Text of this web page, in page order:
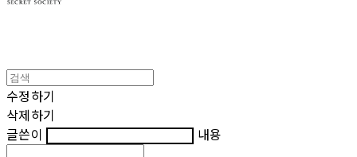
수정하기
삭제하기
글쓴이
내용